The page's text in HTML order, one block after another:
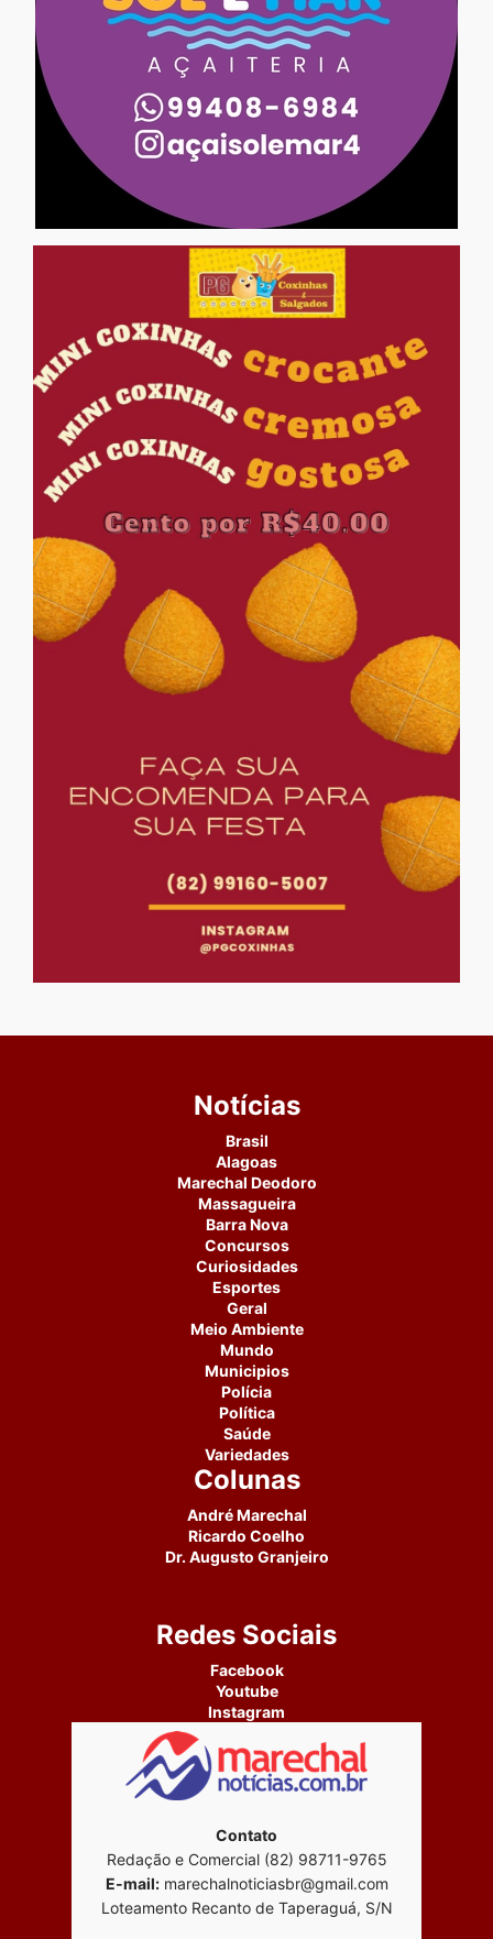
Notícias
Brasil
Alagoas
Marechal Deodoro
Massagueira
Barra Nova
Concursos
Curiosidades
Esportes
Geral
Meio Ambiente
Mundo
Municipios
Polícia
Política
Saúde
Variedades
Colunas
André Marechal
Ricardo Coelho
Dr. Augusto Granjeiro
Redes Sociais
Facebook
Youtube
Instagram
Contato
Redação e Comercial (82) 98711-9765
E-mail:marechalnoticiasbr@gmail.com
Loteamento Recanto de Taperaguá, S/N